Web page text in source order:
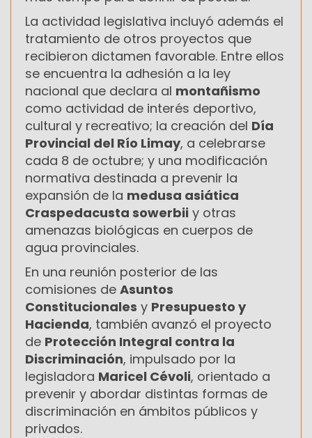
La actividad legislativa incluyó además el
tratamiento de otros proyectos que
recibieron dictamen favorable. Entre ellos
se encuentra la adhesión a la ley
nacional que declara al montañismo
como actividad de interés deportivo,
cultural y recreativo; la creación del Día
Provincial del Río Limay, a celebrarse
cada 8 de octubre; y una modificación
normativa destinada a prevenir la
expansión de la medusa asiática
Craspedacusta sowerbii y otras
amenazas biológicas en cuerpos de
agua provinciales.
En una reunión posterior de las
comisiones de Asuntos
Constitucionales y Presupuesto y
Hacienda, también avanzó el proyecto
de Protección Integral contra la
Discriminación, impulsado por la
legisladora Maricel Cévoli, orientado a
prevenir y abordar distintas formas de
discriminación en ámbitos públicos y
privados.